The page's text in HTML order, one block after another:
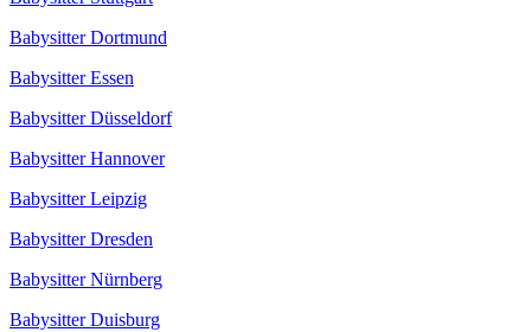
Babysitter Dortmund
Babysitter Essen
Babysitter Düsseldorf
Babysitter Hannover
Babysitter Leipzig
Babysitter Dresden
Babysitter Nürnberg
Babysitter Duisburg